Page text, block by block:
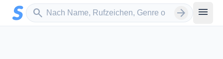
Zum Hauptinhalt springen
search
Sender suchen arrow_forward menu